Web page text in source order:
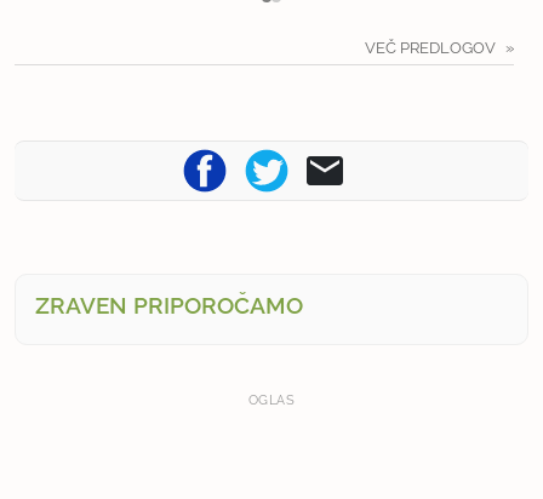
VEČ PREDLOGOV
ZRAVEN PRIPOROČAMO
OGLAS